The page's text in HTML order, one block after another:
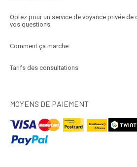
Optez pour un service de voyance privée de
vos questions
Comment ça marche
Tarifs des consultations
MOYENS DE PAIEMENT